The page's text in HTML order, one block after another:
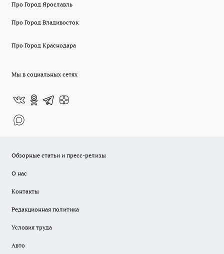
Про Город Ярославль
Про Город Владивосток
Про Город Краснодара
Мы в социальных сетях
Обзорные статьи и пресс-релизы
О нас
Контакты
Редакционная политика
Условия труда
Авто